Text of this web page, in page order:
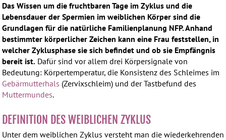
Das Wissen um die fruchtbaren Tage im Zyklus und die
Lebensdauer der Spermien im weiblichen Körper sind die
Grundlagen für die natürliche Familienplanung NFP. Anhand
bestimmter körperlicher Zeichen kann eine Frau feststellen, in
welcher Zyklusphase sie sich befindet und ob sie Empfängnis
bereit ist. Dafür sind vor allem drei Körpersignale von
Bedeutung: Körpertemperatur, die Konsistenz des Schleimes im
Gebärmutterhals (Zervixschleim) und der Tastbefund des
Muttermundes.
DEFINITION DES WEIBLICHEN ZYKLUS
Unter dem weiblichen Zyklus versteht man die wiederkehrenden